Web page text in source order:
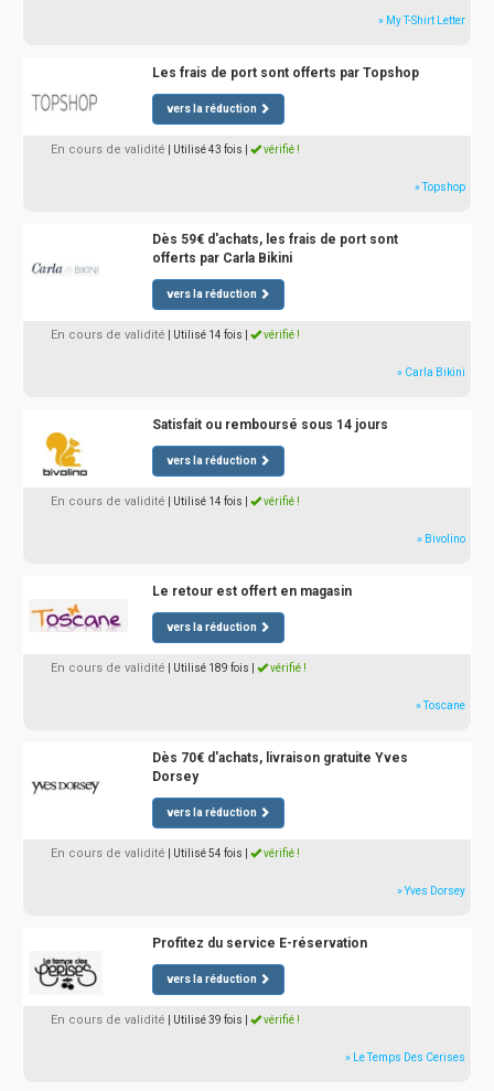
» My T-Shirt Letter
Les frais de port sont offerts par Topshop
vers la réduction
En cours de validité | Utilisé 43 fois vérifié !
» Topshop
Dès 59€ d'achats, les frais de port sont
offerts par Carla Bikini
vers la réduction
En cours de validité | Utilisé 14 fois vérifié !
» Carla Bikini
Satisfait ou remboursé sous 14 jours
vers la réduction
En cours de validité | Utilisé 14 fois vérifié !
» Bivolino
Le retour est offert en magasin
vers la réduction
En cours de validité | Utilisé 189 fois vérifié !
» Toscane
Dès 70€ d'achats, livraison gratuite Yves
Dorsey
vers la réduction
En cours de validité | Utilisé 54 fois vérifié !
» Yves Dorsey
Profitez du service E-réservation
vers la réduction
En cours de validité | Utilisé 39 fois vérifié !
» Le Temps Des Cerises